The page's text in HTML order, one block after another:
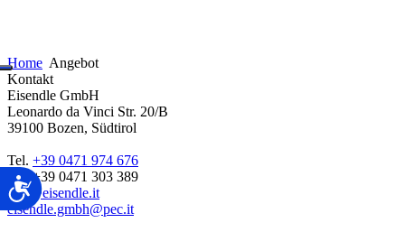
Barrierefreiheit
Home Angebot
Kontakt
Eisendle GmbH
Leonardo da Vinci Str. 20/B
39100 Bozen, Südtirol
Tel. +39 0471 974 676
Fax +39 0471 303 389
box@eisendle.it
eisendle.gmbh@pec.it